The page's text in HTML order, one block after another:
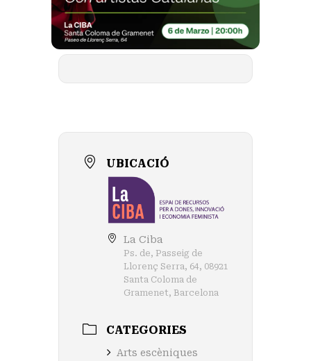
UBICACIÓ
La Ciba
Ps. de, Passeig de
Llorenç Serra, 64, 08921
Santa Coloma de
Gramenet, Barcelona
CATEGORIES
Arts escèniques